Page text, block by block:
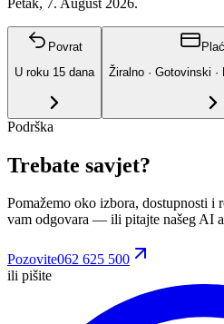
Petak, 7. August 2026.
Povrat
U roku 15 dana
Žiralno · Gotovinski
Podrška
Trebate savjet?
Pomažemo oko izbora, dostupnosti i
vam odgovara — ili pitajte našeg AI
Pozovite062 625 500
ili pišite